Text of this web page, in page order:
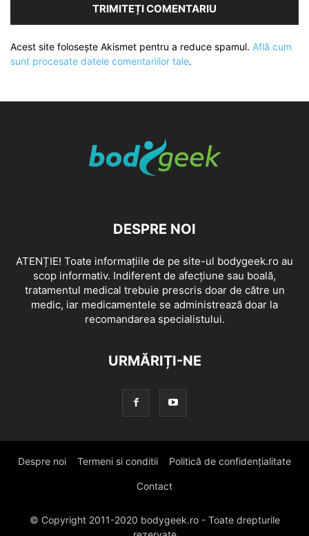
Acest site folosește Akismet pentru a reduce spamul. Află cum
sunt procesate datele comentariilor tale.
DESPRE NOI
ATENȚIE! Toate informațiile de pe site-ul bodygeek.ro au
scop informativ. Indiferent de afecțiune sau boală,
tratamentul medical trebuie prescris doar de către un
medic, iar medicamentele se administrează doar la
recomandarea specialistului.
URMĂRIȚI-NE
Despre noi Termeni si conditii Politică de confidențialitate
Contact
© Copyright 2011-2020 bodygeek.ro - Toate drepturile